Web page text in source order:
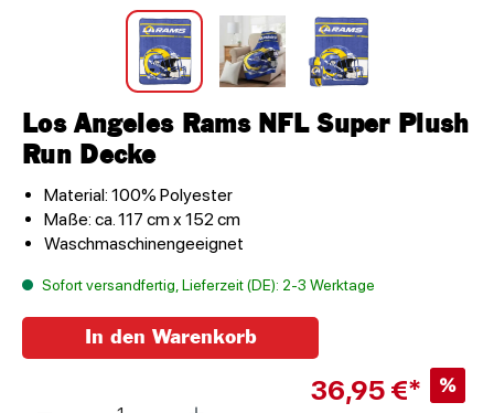
Los Angeles Rams NFL Super Plush
Run Decke
Material: 100% Polyester
Maße: ca. 117 cm x 152 cm
Waschmaschinengeeignet
Sofort versandfertig, Lieferzeit (DE): 2-3 Werktage
36,95 €* %
In den Warenkorb